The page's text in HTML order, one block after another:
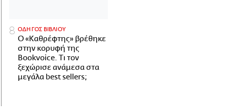
ΟΔΗΓΟΣ ΒΙΒΛΙΟΥ
Ο «Καθρέφτης» βρέθηκε
στην κορυφή της
Bookvoice. Τι τον
ξεχώρισε ανάμεσα στα
μεγάλα best sellers;